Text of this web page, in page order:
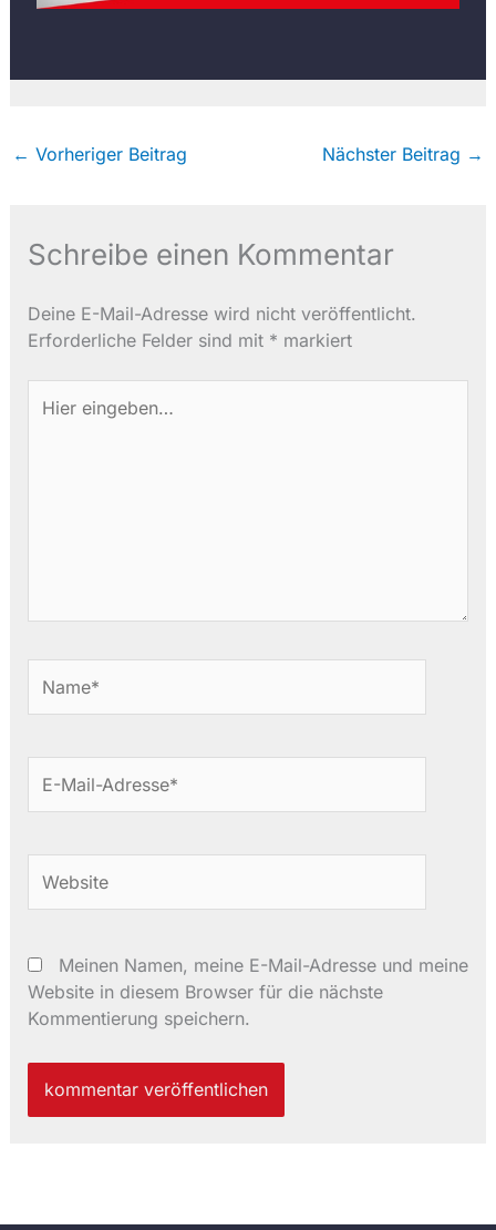
← Vorheriger Beitrag Nächster Beitrag →
Schreibe einen Kommentar
Deine E-Mail-Adresse wird nicht veröffentlicht.
Erforderliche Felder sind mit * markiert
eingeben…
Mail-
Meinen Namen, meine E-Mail-Adresse und meine
Website in diesem Browser für die nächste
Kommentierung speichern.